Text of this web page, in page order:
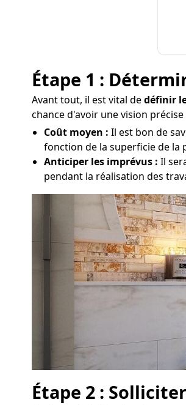
Étape 1 :
Avant tout, il est vital dedéfinir
chance d'avoir une vision
Coût moyen : Il est bon de
fonction de la superficie de la
Anticiper les imprévus : Il
pendant la réalisation des
Étape 2 :